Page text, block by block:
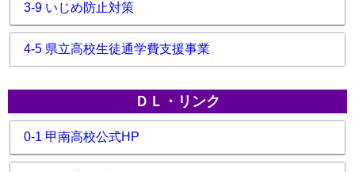
3-9 いじめ防止対策
4-5 県立高校生徒通学費支援事業
ＤＬ・リンク
0-1 甲南高校公式HP